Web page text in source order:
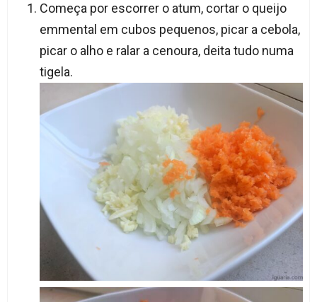
Começa por escorrer o atum, cortar o queijo
emmental em cubos pequenos, picar a cebola,
picar o alho e ralar a cenoura, deita tudo numa
tigela.